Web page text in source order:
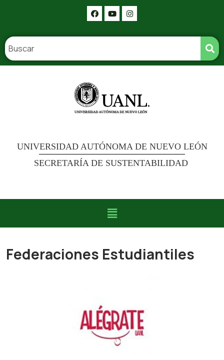
UNIVERSIDAD AUTÓNOMA DE NUEVO LEÓN
SECRETARÍA DE SUSTENTABILIDAD
Federaciones Estudiantiles